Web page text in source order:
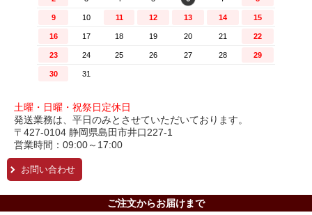
土曜・日曜・祝祭日定休日
発送業務は、平日のみとさせていただいております。
〒427-0104 静岡県島田市井口227-1
営業時間：09:00～17:00
お問い合わせ
ご注文からお届けまで